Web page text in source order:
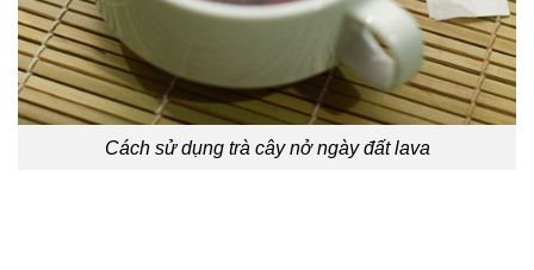
Cách sử dụng trà cây nở ngày đất lava